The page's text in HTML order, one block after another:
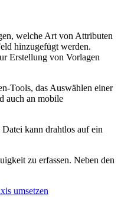
welche Art von Attributen
hinzugefügt werden.
Erstellung von Vorlagen
Tools, das Auswählen einer
auch an mobile
kann drahtlos auf ein
zu erfassen. Neben den
umsetzen